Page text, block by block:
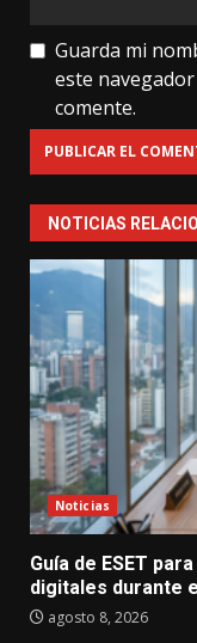
Guarda mi
este
comente.
NOTICIAS
Noticias
Guía de ESET
digitales durante
agosto 8, 2026